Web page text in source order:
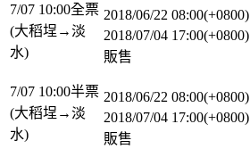
7/07 10:00全票
(大稻埕→淡
水)
2018/06/22 08:00(+0800)
2018/07/04 17:00(+0800)
販售
7/07 10:00半票
(大稻埕→淡
水)
2018/06/22 08:00(+0800)
2018/07/04 17:00(+0800)
販售